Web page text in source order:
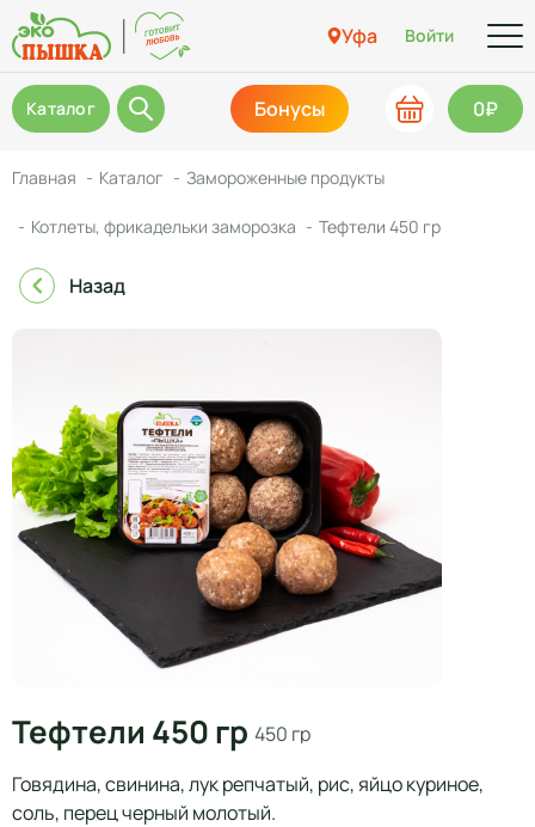
Уфа Войти
Каталог Бонусы 0₽
Главная Каталог Замороженные продукты
Котлеты, фрикадельки заморозка Тефтели 450 гр
Назад
Тефтели 450 гр 450 гр
Говядина, свинина, лук репчатый, рис, яйцо куриное,
соль, перец черный молотый.